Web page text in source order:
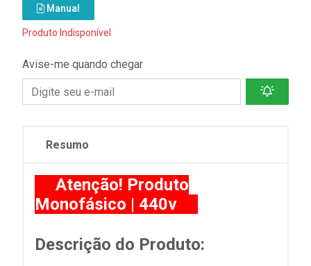
Manual
Produto Indisponível
Avise-me quando chegar
Resumo
Atenção! Produto
Monofásico | 440v
Descrição do Produto: